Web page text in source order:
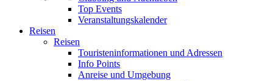
Top Events
Veranstaltungskalender
Reisen
Reisen
Touristeninformationen und Adressen
Info Points
Anreise und Umgebung